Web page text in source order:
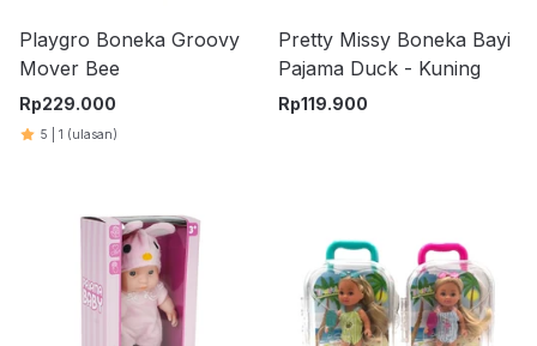
Playgro Boneka Groovy
Mover Bee
Rp229.000
5 1 (ulasan)
Pretty Missy Boneka Bayi
Pajama Duck - Kuning
Rp119.900